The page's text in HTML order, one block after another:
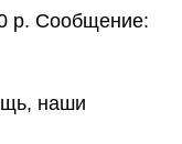
р. Сообщение:
наши